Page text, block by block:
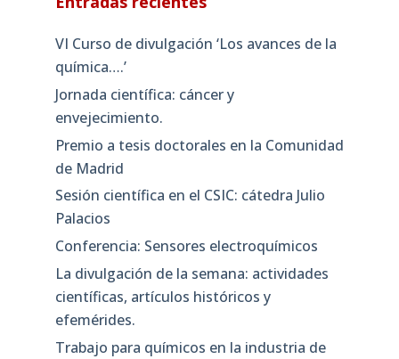
VI Curso de divulgación ‘Los avances de la
química….’
Jornada científica: cáncer y
envejecimiento.
Premio a tesis doctorales en la Comunidad
de Madrid
Sesión científica en el CSIC: cátedra Julio
Palacios
Conferencia: Sensores electroquímicos
La divulgación de la semana: actividades
científicas, artículos históricos y
efemérides.
Trabajo para químicos en la industria de